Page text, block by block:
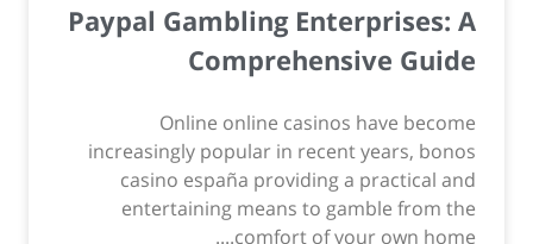
Paypal Gambling Enterprises: A
Comprehensive Guide
Online online casinos have become
increasingly popular in recent years, bonos
casino españa providing a practical and
entertaining means to gamble from the
comfort of your own home....